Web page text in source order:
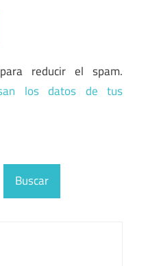
reducir el spam.
los datos de tus
Buscar